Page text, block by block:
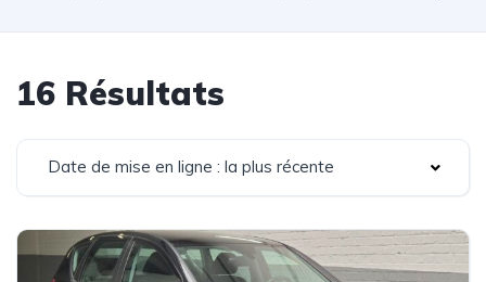
16 Résultats
Date de mise en ligne : la plus récente